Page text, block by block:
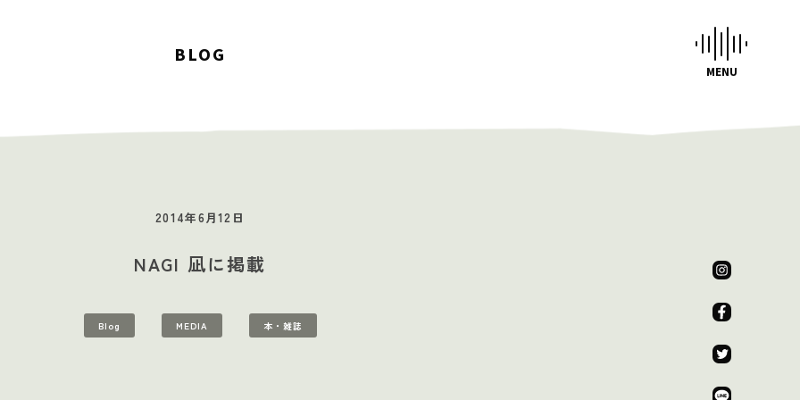
MUSIC SCHOOL CAFE-STUDIO EVENTS
BLOG
2014年6月12日
NAGI 凪に掲載
Blog MEDIA 本・雑誌